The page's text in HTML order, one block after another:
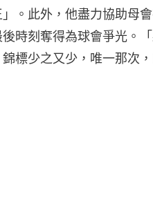
。此外，他盡力協助母
時刻奪得為球會爭光。
標少之又少，唯一那次